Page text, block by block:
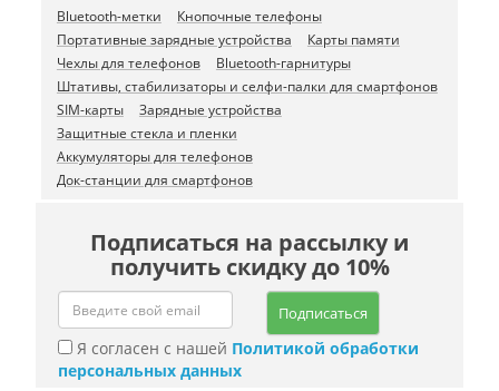
Bluetooth-метки
Кнопочные телефоны
Портативные зарядные устройства
Карты памяти
Чехлы для телефонов
Bluetooth-гарнитуры
Штативы, стабилизаторы и селфи-палки для смартфонов
SIM-карты
Зарядные устройства
Защитные стекла и пленки
Аккумуляторы для телефонов
Док-станции для смартфонов
Подписаться на рассылку и
получить скидку до 10%
Подписаться
Я согласен с нашей Политикой обработки
персональных данных